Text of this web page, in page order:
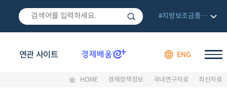
연관 사이트 ENG
#지방보조금통합관리망
HOME 경제정책정보 국내연구자료 최신자료